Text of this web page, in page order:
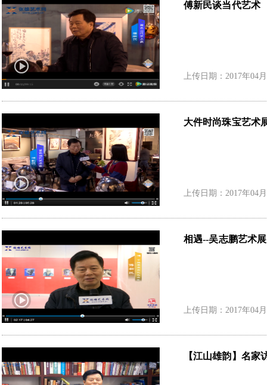
傅新民谈当代艺术
上传日期：2017年04
大件时尚珠宝艺术
上传日期：2017年04
相遇--吴志鹏艺术展
上传日期：2017年04
【江山雄韵】名